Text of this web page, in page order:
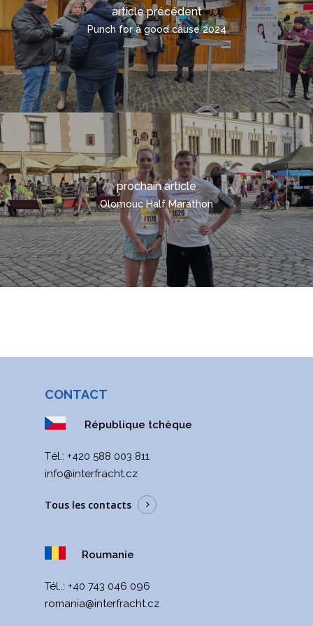
article précédent
Punch for a good cause 2024
prochain article
Olomouc Half Marathon
CONTACT
République tchèque
Тél.: +420 588 003 811
info@interfracht.cz
Tous les contacts
Roumanie
Tél..: +40 743 046 096
romania@interfracht.cz
TRANSPORT DE
DEMANDE RAPIDE
FRANÇAIS
ČEŠTINA
DEUTSCH
ENGLISH
POLSKI
ITALIANO
РУССКИЙ
ROMÂNĂ
MAGYAR
УКРАЇНСЬКА